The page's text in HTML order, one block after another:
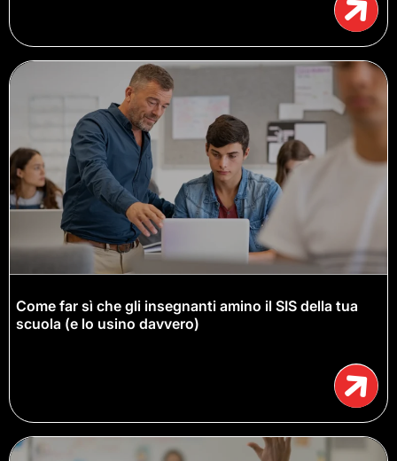
Come far sì che gli insegnanti amino il SIS della tua
scuola (e lo usino davvero)